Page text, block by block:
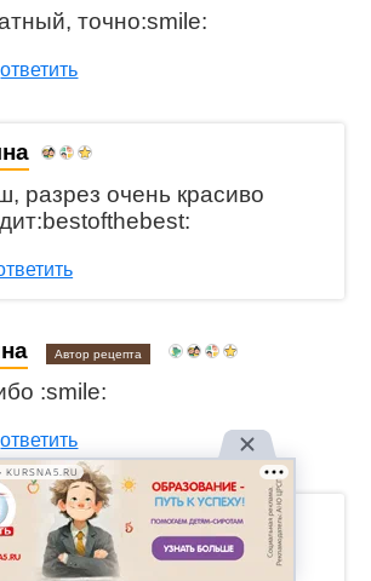
точно:smile:
ответить
разрез очень красиво
Автор рецепта
:smile:
ответить
кексик! Понравилось